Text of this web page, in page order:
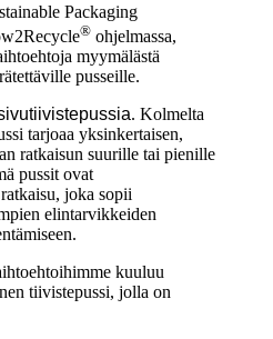
Packaging
® ohjelmassa,
myymälästä
pusseille.
. Kolmelta
tarjoaa yksinkertaisen,
ratkaisun suurille tai pienille
pussit ovat
joka sopii
elintarvikkeiden
kuuluu
tiivistepussi, jolla on